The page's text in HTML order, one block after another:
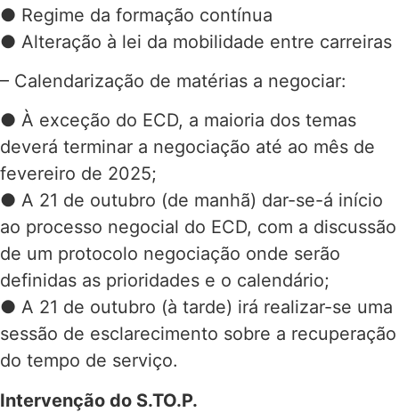
● Regime da formação contínua
● Alteração à lei da mobilidade entre carreiras
– Calendarização de matérias a negociar:
● À exceção do ECD, a maioria dos temas
deverá terminar a negociação até ao mês de
fevereiro de 2025;
● A 21 de outubro (de manhã) dar-se-á início
ao processo negocial do ECD, com a discussão
de um protocolo negociação onde serão
definidas as prioridades e o calendário;
● A 21 de outubro (à tarde) irá realizar-se uma
sessão de esclarecimento sobre a recuperação
do tempo de serviço.
Intervenção do S.TO.P.